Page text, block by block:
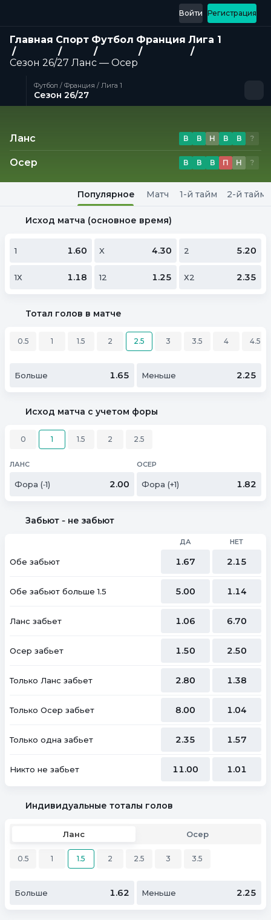
Регистрация
Войти
Главная Спорт Футбол Франция Лига 1
Сезон 26/27 Ланс — Осер
Футбол / Франция / Лига 1
Сезон 26/27
Матч
Ланс
Осер
В В Н В В ?
В В В П Н ?
Популярное Матч 1-й тайм 2-й тайм
Исход матча (основное время)
1 1.60 X 4.30 2 5.20
1Х 1.18 12 1.25 Х2 2.35
Тотал голов в матче
0.5 1 1.5 2 2.5 3 3.5 4 4.5
Больше 1.65 Меньше 2.25
Исход матча с учетом форы
0 1 1.5 2 2.5
ЛАНС ОСЕР
Фора (‑1) 2.00 Фора (+1) 1.82
Забьют ‑ не забьют
ДА НЕТ
Обе забьют 1.67 2.15
Обе забьют больше 1.5 5.00 1.14
Ланс забьет 1.06 6.70
Осер забьет 1.50 2.50
Только Ланс забьет 2.80 1.38
Только Осер забьет 8.00 1.04
Только одна забьет 2.35 1.57
Никто не забьет 11.00 1.01
Индивидуальные тоталы голов
Ланс Осер
0.5 1 1.5 2 2.5 3 3.5
Больше 1.62 Меньше 2.25